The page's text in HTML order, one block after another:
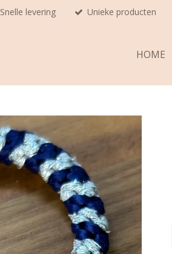
Snelle levering Unieke producten
HOME